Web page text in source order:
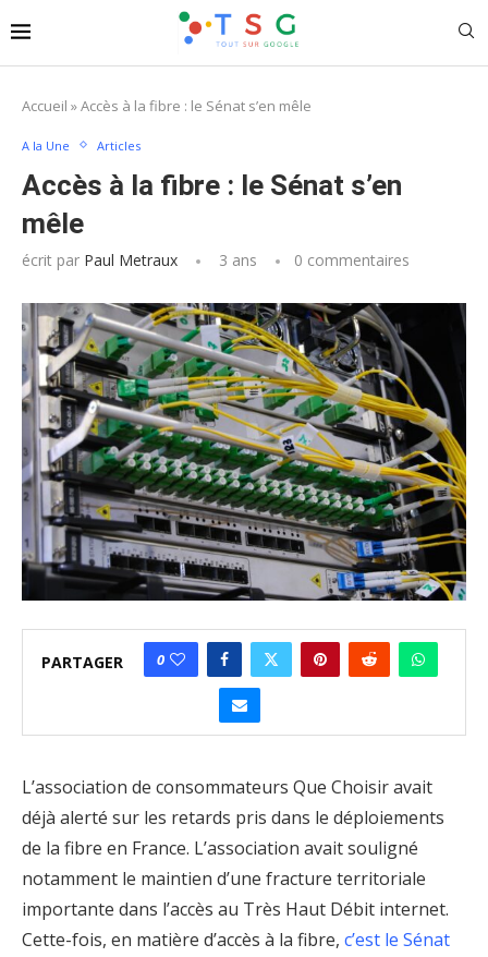
Accueil »Accès à la fibre : le Sénat s’en mêle
A la Une Articles
Accès à la fibre : le Sénat s’en
mêle
écrit par Paul Metraux 3 ans 0 commentaires
PARTAGER 0
L’association de consommateurs Que Choisir avait
déjà alerté sur les retards pris dans le déploiements
de la fibre en France. L’association avait souligné
notamment le maintien d’une fracture territoriale
importante dans l’accès au Très Haut Débit internet.
Cette-fois, en matière d’accès à la fibre, c’est le Sénat